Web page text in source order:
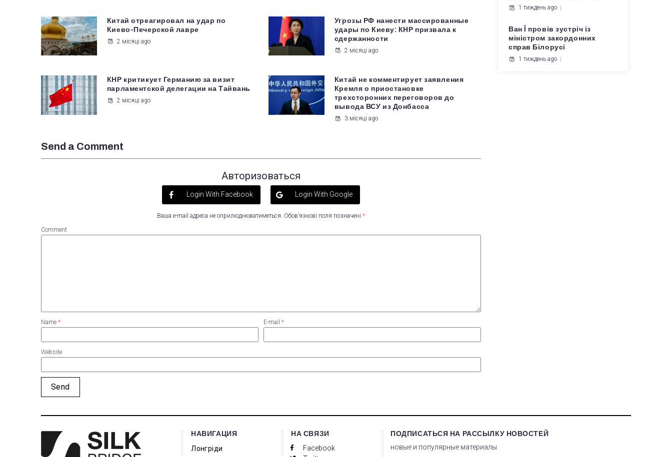
Китай отреагировал на удар по
Киево-Печерской лавре
2 місяці ago
Угрозы РФ нанести массированные
удары по Киеву: КНР призвала к
сдержанности
2 місяці ago
КНР критикует Германию за визит
парламентской делегации на Тайвань
2 місяці ago
Китай не комментирует заявления
Кремля о приостановке
трехсторонних переговоров до
вывода ВСУ из Донбасса
3 місяці ago
Send a Comment
Авторизоваться
Login With Facebook Login With Google
Ваша e-mail адреса не оприлюднюватиметься. Обов’язкові поля позначені *
Comment
Name * E-mail *
Website
1 тиждень ago
Ван Ї провів зустріч із
міністром закордонних
справ Білорусі
1 тиждень ago
НАВИГАЦИЯ
Лонгріди
НА СВЯЗИ
Facebook
ПОДПИСАТЬСЯ НА РАССЫЛКУ НОВОСТЕЙ
новые и популярные материалы